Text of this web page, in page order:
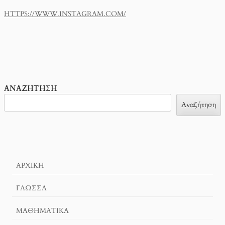
HTTPS://WWW.INSTAGRAM.COM/
ΑΝΑΖΉΤΗΣΗ
Αναζήτηση
ΑΡΧΙΚΉ
ΓΛΏΣΣΑ
ΜΑΘΗΜΑΤΙΚΆ